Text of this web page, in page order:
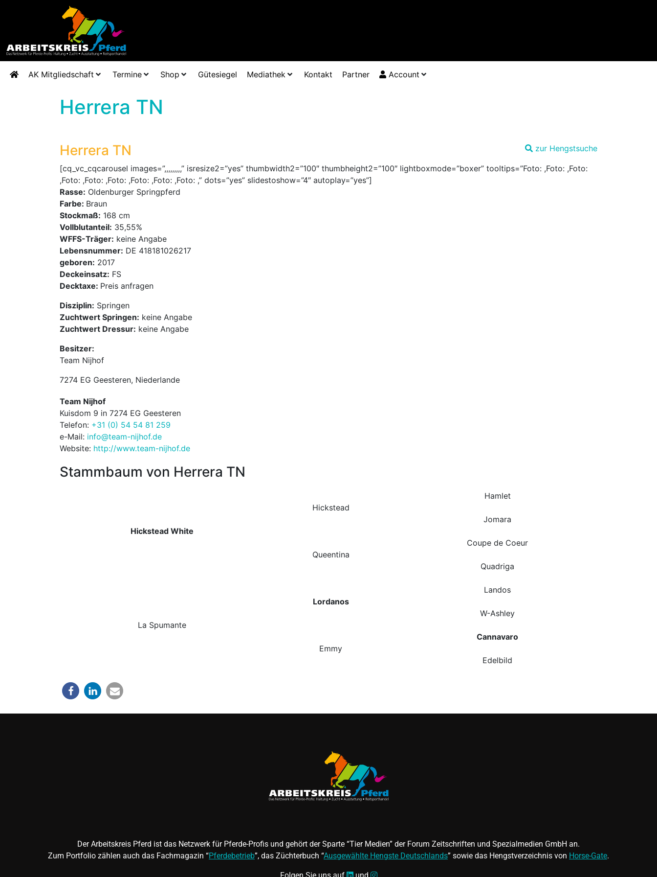
AK Mitgliedschaft Termine Shop Gütesiegel Mediathek Kontakt Partner Account
Herrera TN
zur Hengstsuche
Herrera TN
[cq_vc_cqcarousel images=”,,,,,,,,,” isresize2=”yes” thumbwidth2=”100″ thumbheight2=”100″ lightboxmode=”boxer” tooltips=”Foto: ,Foto: ,Foto:
,Foto: ,Foto: ,Foto: ,Foto: ,Foto: ,Foto: ,” dots=”yes” slidestoshow=”4″ autoplay=”yes”]
Rasse: Oldenburger Springpferd
Farbe: Braun
Stockmaß: 168 cm
Vollblutanteil: 35,55%
WFFS-Träger: keine Angabe
Lebensnummer: DE 418181026217
geboren: 2017
Deckeinsatz: FS
Decktaxe: Preis anfragen
Disziplin: Springen
Zuchtwert Springen: keine Angabe
Zuchtwert Dressur: keine Angabe
Besitzer:
Team Nijhof
7274 EG Geesteren, Niederlande
Team Nijhof
Kuisdom 9 in 7274 EG Geesteren
Telefon: +31 (0) 54 54 81 259
e-Mail: info@team-nijhof.de
Website: http://www.team-nijhof.de
Stammbaum von Herrera TN
Hickstead White
Hickstead
Hamlet
Jomara
Queentina
Coupe de Coeur
Quadriga
La Spumante
Lordanos
Landos
W-Ashley
Emmy
Cannavaro
Edelbild
Der Arbeitskreis Pferd ist das Netzwerk für Pferde-Profis und gehört der Sparte “Tier Medien” der Forum Zeitschriften und Spezialmedien GmbH an.
Zum Portfolio zählen auch das Fachmagazin “Pferdebetrieb”, das Züchterbuch “Ausgewählte Hengste Deutschlands” sowie das Hengstverzeichnis von Horse-Gate.